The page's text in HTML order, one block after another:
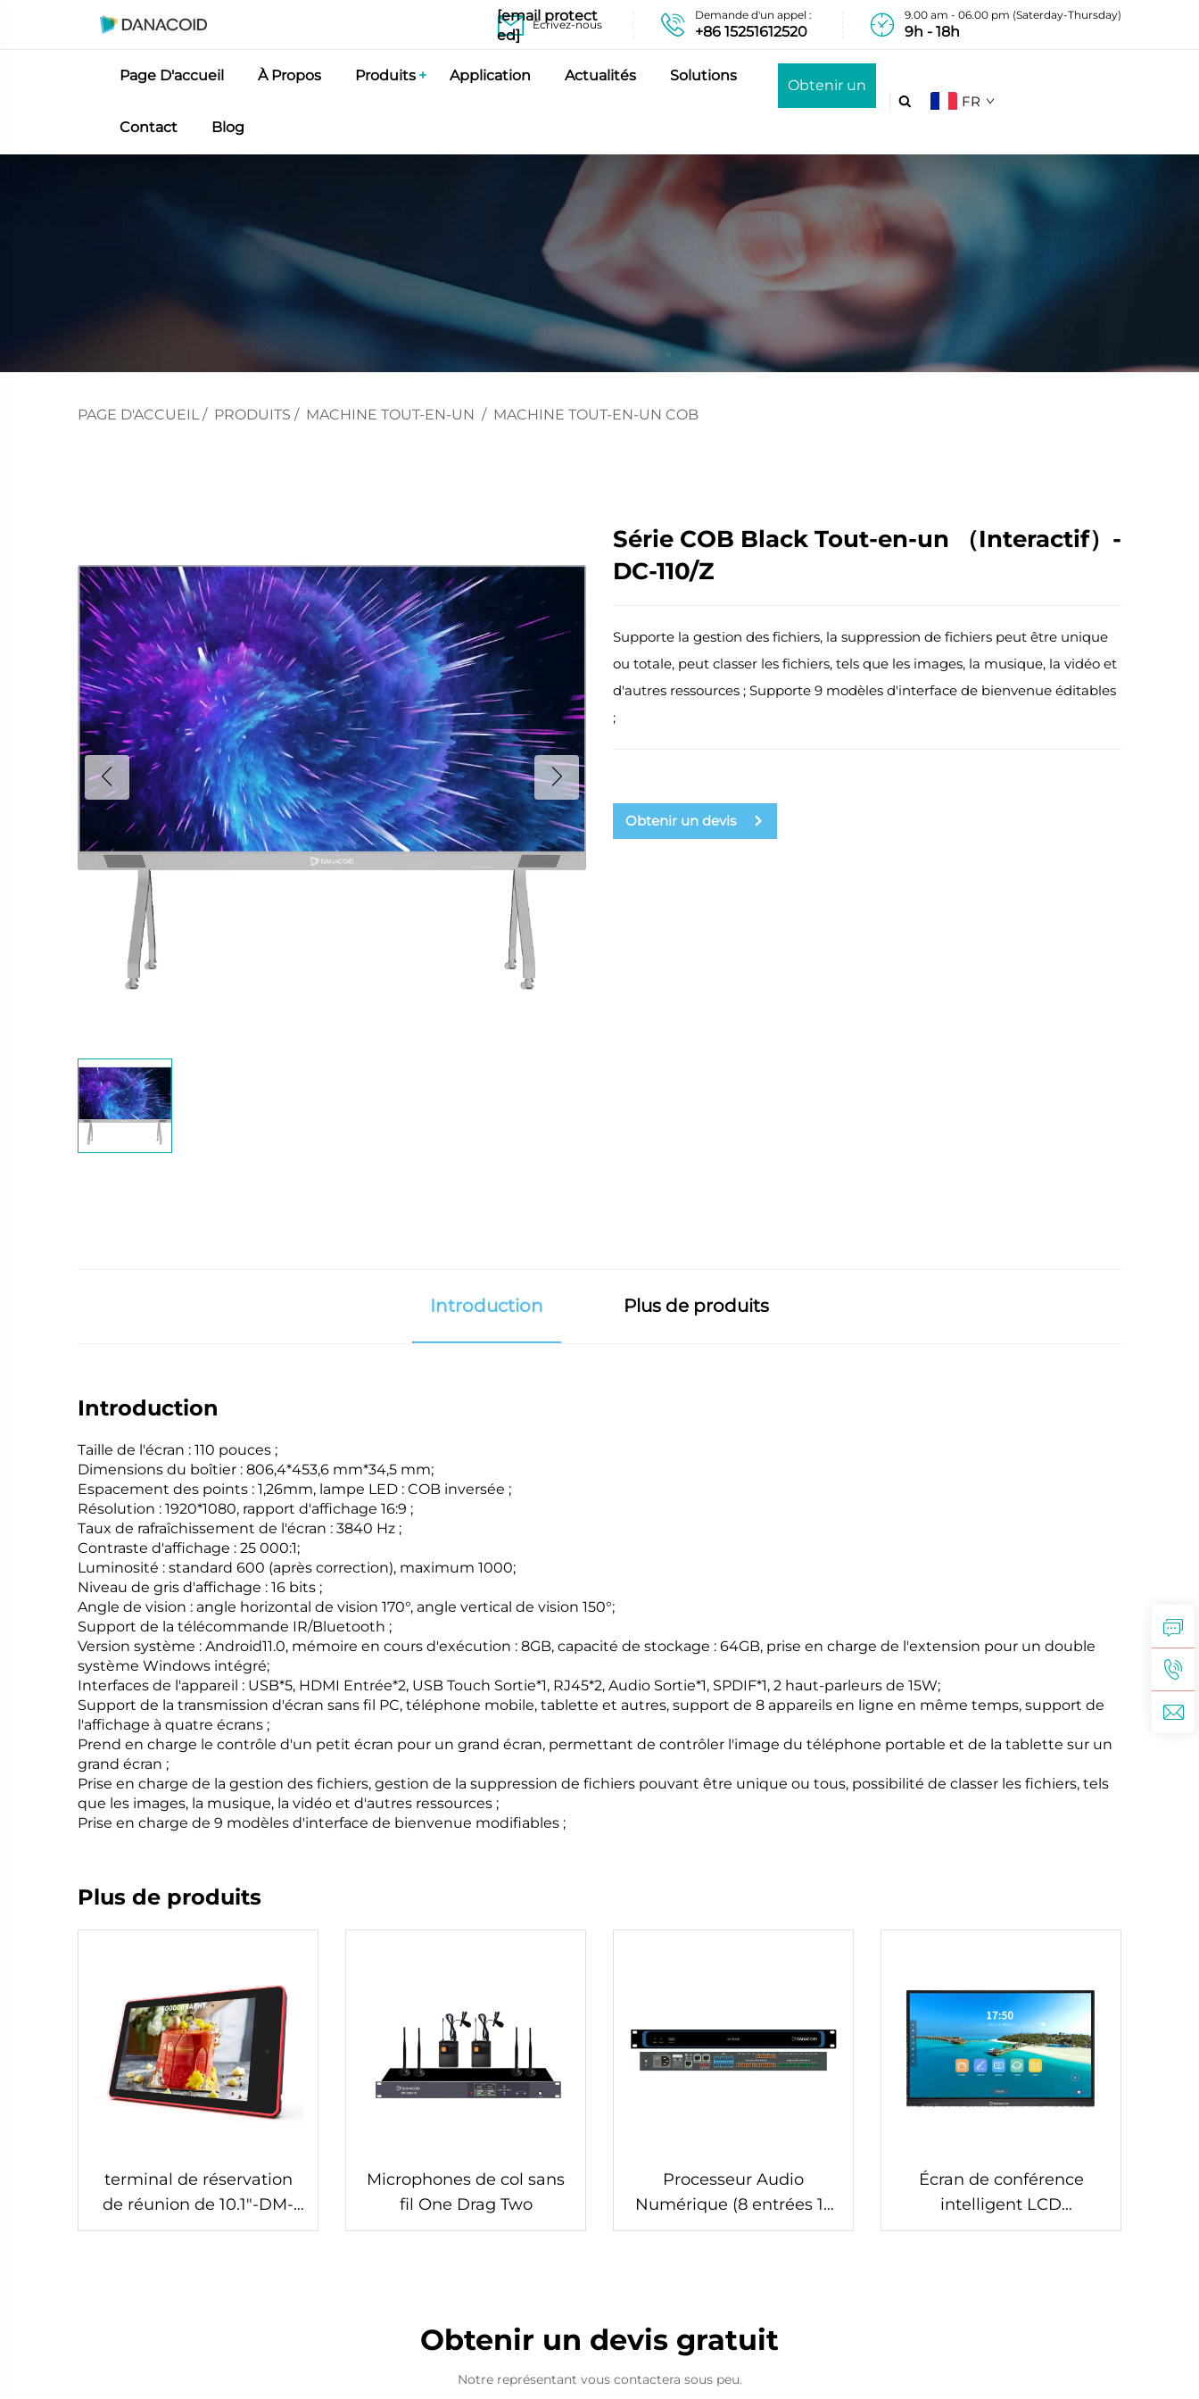
Écrivez-nous
[email protect
ed]
Demande d'un appel :
+86 15251612520
9.00 am - 06.00 pm (Saterday-Thursday)
9h - 18h
Page D'accueil À Propos Produits Application Actualités Solutions
Contact Blog
Obtenir un
 FR
PAGE D'ACCUEIL / PRODUITS / MACHINE TOUT-EN-UN / MACHINE TOUT-EN-UN COB
Série COB Black Tout-en-un （Interactif）-
DC-110/Z
Supporte la gestion des fichiers, la suppression de fichiers peut être unique
ou totale, peut classer les fichiers, tels que les images, la musique, la vidéo et
d'autres ressources ; Supporte 9 modèles d'interface de bienvenue éditables
;
Obtenir un devis
Introduction Plus de produits
Introduction
Taille de l'écran : 110 pouces ;
Dimensions du boîtier : 806,4*453,6 mm*34,5 mm;
Espacement des points : 1,26mm, lampe LED : COB inversée ;
Résolution : 1920*1080, rapport d'affichage 16:9 ;
Taux de rafraîchissement de l'écran : 3840 Hz ;
Contraste d'affichage : 25 000:1;
Luminosité : standard 600 (après correction), maximum 1000;
Niveau de gris d'affichage : 16 bits ;
Angle de vision : angle horizontal de vision 170°, angle vertical de vision 150°;
Support de la télécommande IR/Bluetooth ;
Version système : Android11.0, mémoire en cours d'exécution : 8GB, capacité de stockage : 64GB, prise en charge de l'extension pour un double
système Windows intégré;
Interfaces de l'appareil : USB*5, HDMI Entrée*2, USB Touch Sortie*1, RJ45*2, Audio Sortie*1, SPDIF*1, 2 haut-parleurs de 15W;
Support de la transmission d'écran sans fil PC, téléphone mobile, tablette et autres, support de 8 appareils en ligne en même temps, support de
l'affichage à quatre écrans ;
Prend en charge le contrôle d'un petit écran pour un grand écran, permettant de contrôler l'image du téléphone portable et de la tablette sur un
grand écran ;
Prise en charge de la gestion des fichiers, gestion de la suppression de fichiers pouvant être unique ou tous, possibilité de classer les fichiers, tels
que les images, la musique, la vidéo et d'autres ressources ;
Prise en charge de 9 modèles d'interface de bienvenue modifiables ;
Plus de produits
terminal de réservation
de réunion de 10.1"-DM-
Mshow-10.1P
Microphones de col sans
fil One Drag Two
Processeur Audio
Numérique (8 entrées 12
sorties)-DA-0812D
Écran de conférence
intelligent LCD
(Interactif)-DS-100B
Obtenir un devis gratuit
Notre représentant vous contactera sous peu.